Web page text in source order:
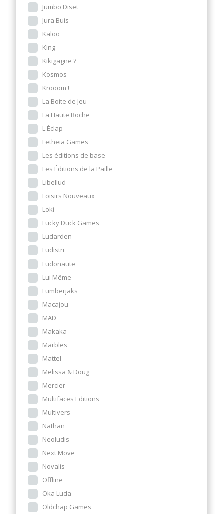
Jumbo Diset
Jura Buis
Kaloo
King
Kikigagne ?
Kosmos
Krooom !
La Boite de Jeu
La Haute Roche
L'Éclap
Letheia Games
Les éditions de base
Les Éditions de la Paille
Libellud
Loisirs Nouveaux
Loki
Lucky Duck Games
Ludarden
Ludistri
Ludonaute
Lui Même
Lumberjaks
Macajou
MAD
Makaka
Marbles
Mattel
Melissa & Doug
Mercier
Multifaces Editions
Multivers
Nathan
Neoludis
Next Move
Novalis
Offline
Oka Luda
Oldchap Games